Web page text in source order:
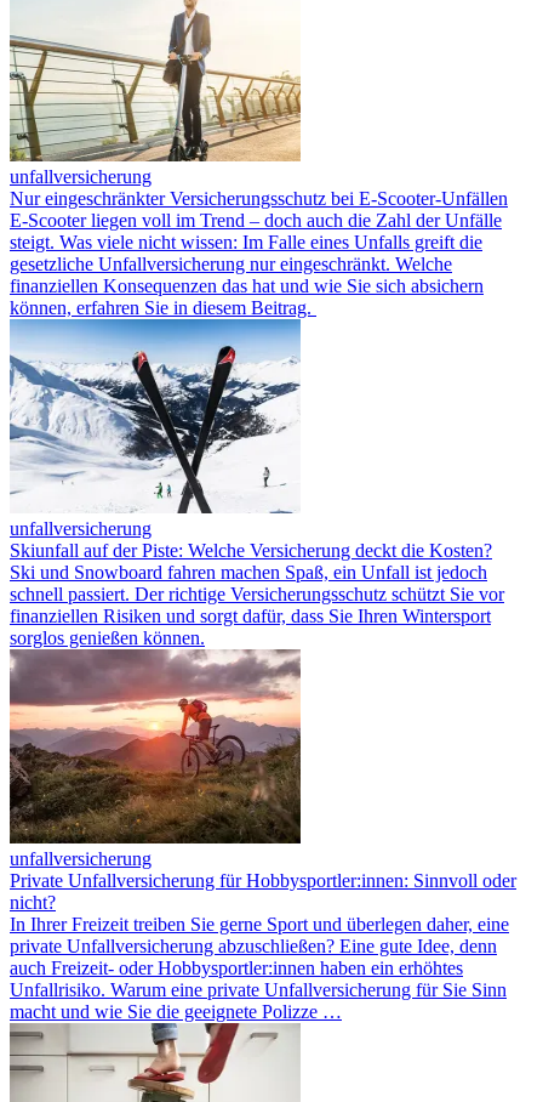
unfallversicherung
Nur eingeschränkter Versicherungsschutz bei E-Scooter-Unfällen
E-Scooter liegen voll im Trend – doch auch die Zahl der Unfälle
steigt. Was viele nicht wissen: Im Falle eines Unfalls greift die
gesetzliche Unfallversicherung nur eingeschränkt. Welche
finanziellen Konsequenzen das hat und wie Sie sich absichern
können, erfahren Sie in diesem Beitrag.
unfallversicherung
Skiunfall auf der Piste: Welche Versicherung deckt die Kosten?
Ski und Snowboard fahren machen Spaß, ein Unfall ist jedoch
schnell passiert. Der richtige Versicherungsschutz schützt Sie vor
finanziellen Risiken und sorgt dafür, dass Sie Ihren Wintersport
sorglos genießen können.
unfallversicherung
Private Unfallversicherung für Hobbysportler:innen: Sinnvoll oder
nicht?
In Ihrer Freizeit treiben Sie gerne Sport und überlegen daher, eine
private Unfallversicherung abzuschließen? Eine gute Idee, denn
auch Freizeit- oder Hobbysportler:innen haben ein erhöhtes
Unfallrisiko. Warum eine private Unfallversicherung für Sie Sinn
macht und wie Sie die geeignete Polizze …